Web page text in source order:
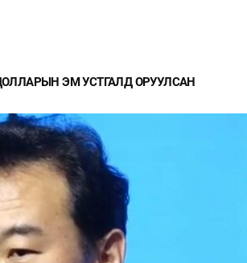
ЭМ УСТГАЛД ОРУУЛСАН